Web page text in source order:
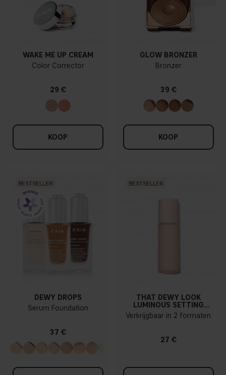
WAKE ME UP CREAM
Color Corrector
29 €
KOOP
GLOW BRONZER
Bronzer
39 €
KOOP
BESTSELLER
DEWY DROPS
Serum Foundation
37 €
BESTSELLER
THAT DEWY LOOK
LUMINOUS SETTING
SPRAY
Verkrijgbaar in 2 formaten
27 €